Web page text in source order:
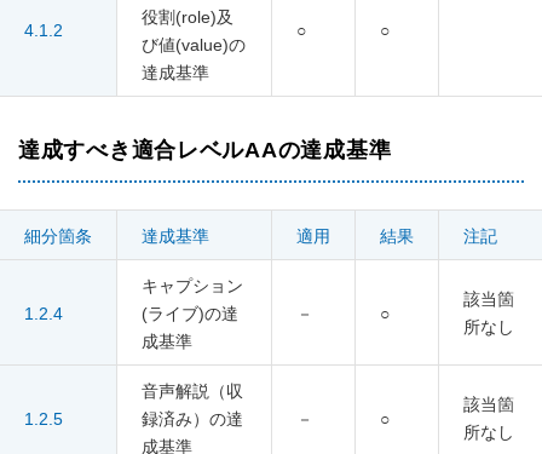
4.1.2
役割(role)及
び値(value)の
達成基準
○ ○
達成すべき適合レベルAAの達成基準
細分箇条 達成基準 適用 結果 注記
1.2.4
キャプション
(ライブ)の達
成基準
－ ○
該当箇
所なし
1.2.5
音声解説（収
録済み）の達
成基準
－ ○
該当箇
所なし